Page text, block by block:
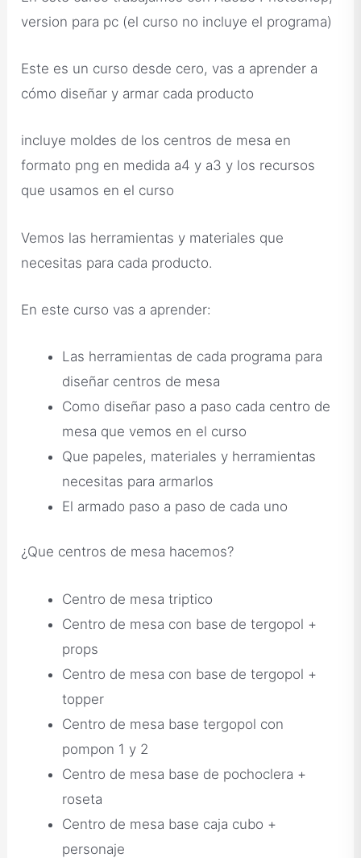
version para pc (el curso no incluye el programa)
Este es un curso desde cero, vas a aprender a
cómo diseñar y armar cada producto
incluye moldes de los centros de mesa en
formato png en medida a4 y a3 y los recursos
que usamos en el curso
Vemos las herramientas y materiales que
necesitas para cada producto.
En este curso vas a aprender:
Las herramientas de cada programa para
diseñar centros de mesa
Como diseñar paso a paso cada centro de
mesa que vemos en el curso
Que papeles, materiales y herramientas
necesitas para armarlos
El armado paso a paso de cada uno
¿Que centros de mesa hacemos?
Centro de mesa triptico
Centro de mesa con base de tergopol +
props
Centro de mesa con base de tergopol +
topper
Centro de mesa base tergopol con
pompon 1 y 2
Centro de mesa base de pochoclera +
roseta
Centro de mesa base caja cubo +
personaje